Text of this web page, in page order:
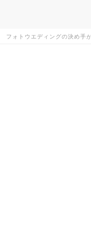
フォトウエディングの決め手